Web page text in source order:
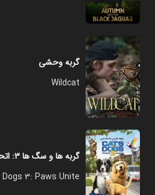
گربه وحشی
Wildcat
گربه ‌ها و سگ‌ ها ۳: اتحاد پنجه‌ها
3: Paws Unite